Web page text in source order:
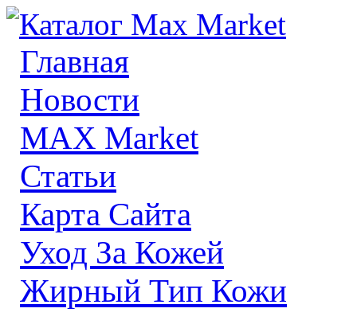
Главная
Новости
MAX Market
Статьи
Карта Сайта
Уход За Кожей
Жирный Тип Кожи